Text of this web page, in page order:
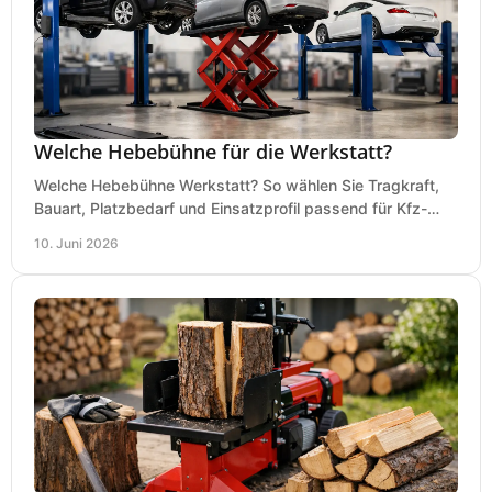
Welche Hebebühne für die Werkstatt?
Welche Hebebühne Werkstatt? So wählen Sie Tragkraft,
Bauart, Platzbedarf und Einsatzprofil passend für Kfz-
10. Juni 2026